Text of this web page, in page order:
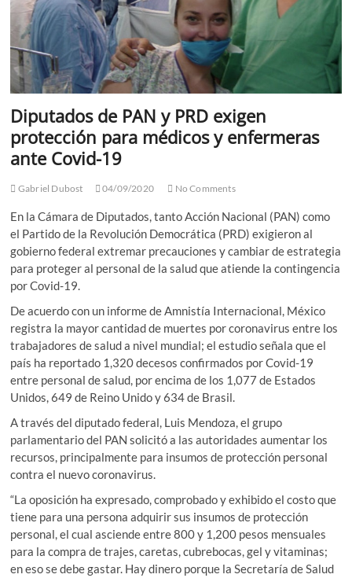
Diputados de PAN y PRD exigen
protección para médicos y enfermeras
ante Covid-19
Gabriel Dubost 04/09/2020 No Comments
En la Cámara de Diputados, tanto Acción Nacional (PAN) como
el Partido de la Revolución Democrática (PRD) exigieron al
gobierno federal extremar precauciones y cambiar de estrategia
para proteger al personal de la salud que atiende la contingencia
por Covid-19.
De acuerdo con un informe de Amnistía Internacional, México
registra la mayor cantidad de muertes por coronavirus entre los
trabajadores de salud a nivel mundial; el estudio señala que el
país ha reportado 1,320 decesos confirmados por Covid-19
entre personal de salud, por encima de los 1,077 de Estados
Unidos, 649 de Reino Unido y 634 de Brasil.
A través del diputado federal, Luis Mendoza, el grupo
parlamentario del PAN solicitó a las autoridades aumentar los
recursos, principalmente para insumos de protección personal
contra el nuevo coronavirus.
“La oposición ha expresado, comprobado y exhibido el costo que
tiene para una persona adquirir sus insumos de protección
personal, el cual asciende entre 800 y 1,200 pesos mensuales
para la compra de trajes, caretas, cubrebocas, gel y vitaminas;
en eso se debe gastar. Hay dinero porque la Secretaría de Salud